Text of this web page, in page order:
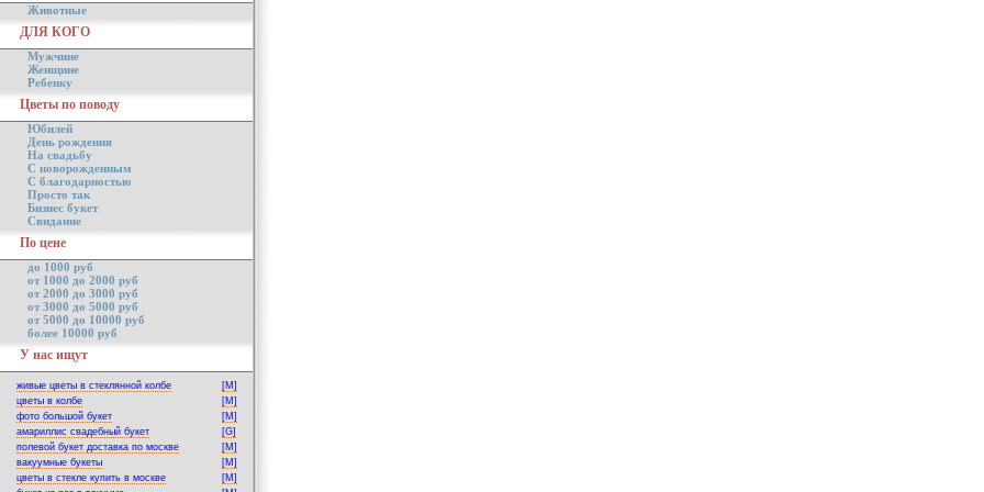
Животные
ДЛЯ КОГО
Мужчине
Женщине
Ребенку
Цветы по поводу
Юбилей
День рождения
На свадьбу
С новорожденным
С благодарностью
Просто так
Бизнес букет
Свидание
По цене
до 1000 руб
от 1000 до 2000 руб
от 2000 до 3000 руб
от 3000 до 5000 руб
от 5000 до 10000 руб
более 10000 руб
У нас ищут
живые цветы в стеклянной колбе
[M]
цветы в колбе
[M]
фото большой букет
[M]
амариллис свадебный букет
[G]
полевой букет доставка по москве
[M]
вакуумные букеты
[M]
цветы в стекле купить в москве
[M]